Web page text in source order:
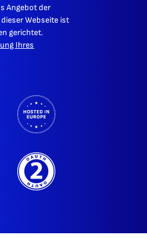
Angebot der
Webseite ist
gerichtet.
Ihres